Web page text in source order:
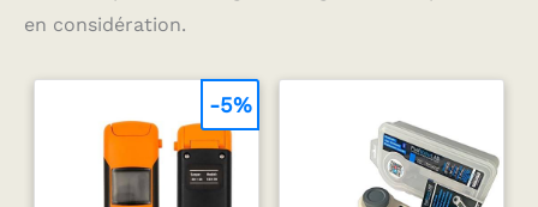
en considération.
-5%